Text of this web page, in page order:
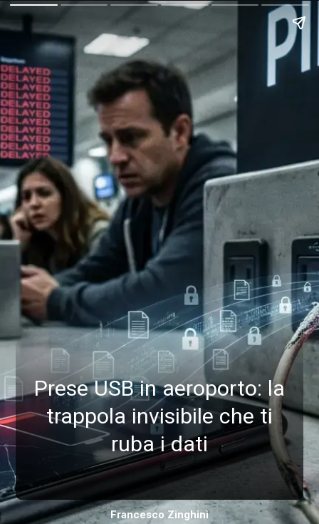
Prese USB in aeroporto: la
trappola invisibile che ti
ruba i dati
Francesco Zinghinì